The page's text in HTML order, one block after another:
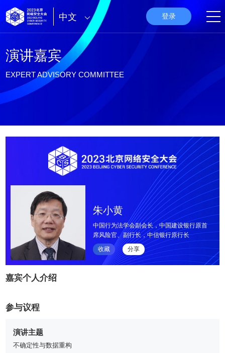
中文 登录
演讲嘉宾
EXPERT ADVISORY COMMITTEE
朱小黄
中国行为法学会副会长，中国建设银行原首
席风险官、副行长，中信银行原行长
收藏 分享
嘉宾个人介绍
参与议程
演讲主题
不确定性与数据重构